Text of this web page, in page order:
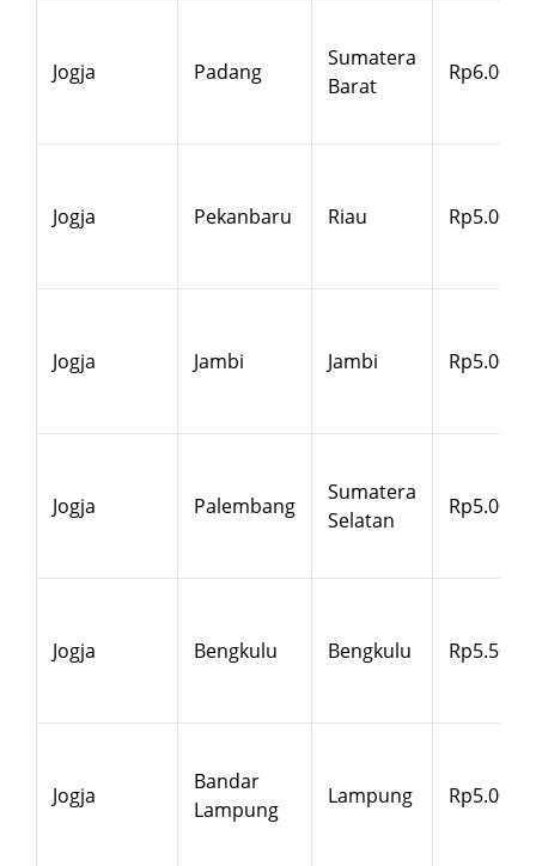
Jogja Padang
Sumatera
Barat
Rp6.000
Jogja Pekanbaru Riau Rp5.000
Jogja Jambi Jambi Rp5.000
Jogja Palembang
Sumatera
Selatan
Rp5.000
Jogja Bengkulu Bengkulu Rp5.500
Jogja
Bandar
Lampung
Lampung Rp5.000